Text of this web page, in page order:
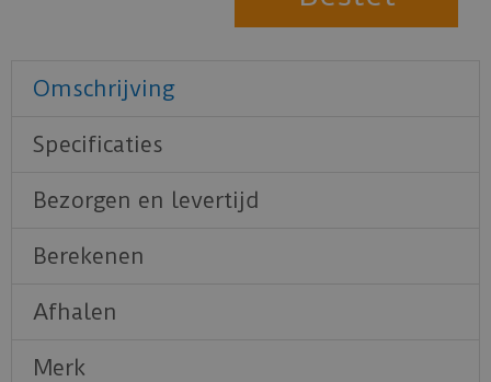
Omschrijving
Specificaties
Bezorgen en levertijd
Berekenen
Afhalen
Merk